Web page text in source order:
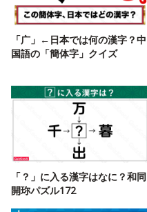
「广」←日本では何の漢字？中
国語の「簡体字」クイズ
「？」に入る漢字はなに？和同
開珎パズル172